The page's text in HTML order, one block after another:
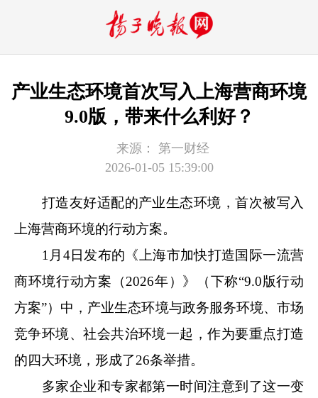
产业生态环境首次写入上海营商环境
9.0版，带来什么利好？
来源：
第一财经
2026-01-05 15:39:00
打造友好适配的产业生态环境，首次被写入
上海营商环境的行动方案。
1月4日发布的《上海市加快打造国际一流营
商环境行动方案（2026年）》（下称“9.0版行动
方案”）中，产业生态环境与政务服务环境、市场
竞争环境、社会共治环境一起，作为要重点打造
的四大环境，形成了26条举措。
多家企业和专家都第一时间注意到了这一变